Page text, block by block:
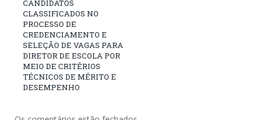
CANDIDATOS
CLASSIFICADOS NO
PROCESSO DE
CREDENCIAMENTO E
SELEÇÃO DE VAGAS PARA
DIRETOR DE ESCOLA POR
MEIO DE CRITÉRIOS
TÉCNICOS DE MÉRITO E
DESEMPENHO